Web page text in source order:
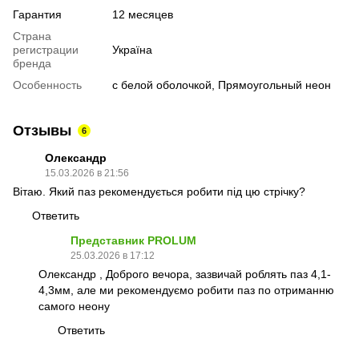
Гарантия
12 месяцев
Страна
регистрации
бренда
Україна
Особенность с белой оболочкой, Прямоугольный неон
Отзывы 6
Олександр
15.03.2026 в 21:56
Вітаю. Який паз рекомендується робити під цю стрічку?
Ответить
Представник PROLUM
25.03.2026 в 17:12
Олександр , Доброго вечора, зазвичай роблять паз 4,1-
4,3мм, але ми рекомендуємо робити паз по отриманню
самого неону
Ответить